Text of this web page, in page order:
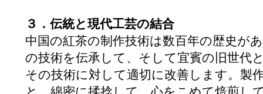
３．伝統と現代工芸の結合
中国の紅茶の制作技術は数百年の歴史が
の技術を伝承して、そして宜賓の旧世代
その技術に対して適切に改善します。製